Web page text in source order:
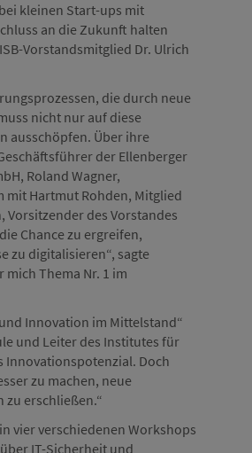
kleinen Start-ups mit
an die Zukunft halten
Vorstandsmitglied Dr. Ulrich
die durch neue
nicht nur auf diese
ausschöpfen. Über ihre
der Ellenberger
Roland Wagner,
mit Hartmut Rohden, Mitglied
Vorsitzender des Vorstandes
Chance zu ergreifen,
zu digitalisieren“, sagte
Thema Nr. 1 im
Innovation im Mittelstand“
und Leiter des Institutes für
Doch
zu machen, neue
erschließen.“
vier verschiedenen Workshops
IT-Sicherheit und